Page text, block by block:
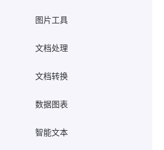
图片工具
文档处理
文档转换
数据图表
智能文本